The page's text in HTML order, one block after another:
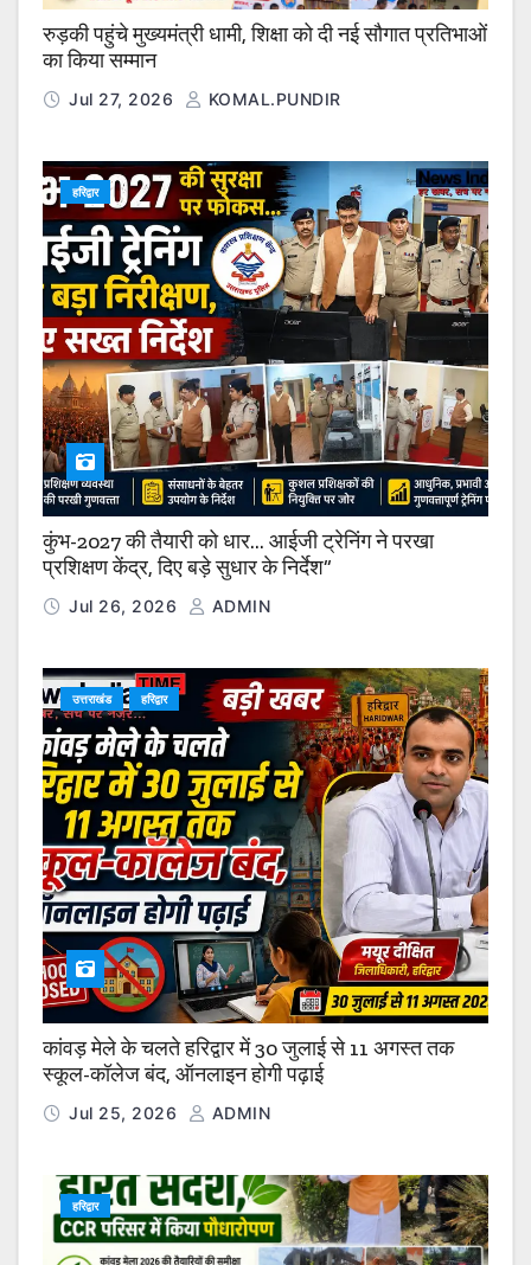
रुड़की पहुंचे मुख्यमंत्री धामी, शिक्षा को दी नई सौगात प्रतिभाओं
का किया सम्मान
Jul 27, 2026 KOMAL.PUNDIR
हरिद्वार
कुंभ-2027 की तैयारी को धार… आईजी ट्रेनिंग ने परखा
प्रशिक्षण केंद्र, दिए बड़े सुधार के निर्देश”
Jul 26, 2026 ADMIN
उत्तराखंड हरिद्वार
कांवड़ मेले के चलते हरिद्वार में 30 जुलाई से 11 अगस्त तक
स्कूल-कॉलेज बंद, ऑनलाइन होगी पढ़ाई
Jul 25, 2026 ADMIN
हरिद्वार